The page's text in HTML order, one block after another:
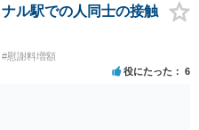
たのではないかとも思われま
に応じて弁護士に個別に相談なさ
ル駅での人同士の接触
#慰謝料増額
役にたった 6